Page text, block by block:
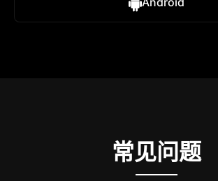
常见问题